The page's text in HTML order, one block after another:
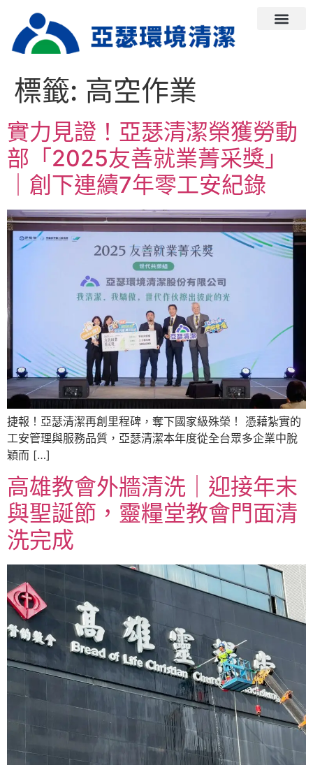
標籤: 高空作業
實力見證！亞瑟清潔榮獲勞動
部「2025友善就業菁采獎」
｜創下連續7年零工安紀錄
捷報！亞瑟清潔再創里程碑，奪下國家級殊榮！ 憑藉紮實的
工安管理與服務品質，亞瑟清潔本年度從全台眾多企業中脫
穎而 […]
高雄教會外牆清洗｜迎接年末
與聖誕節，靈糧堂教會門面清
洗完成